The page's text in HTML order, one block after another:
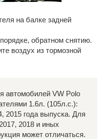
на балке задней
обратном снятию.
воздух из тормозной
автомобилей VW Polo
1.6л. (105л.с.):
2015 года выпуска. Для
2018 и иных
может отличаться.